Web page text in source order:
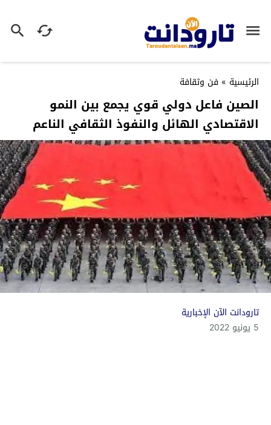
الرئيسية » فن وثقافة
الصين فاعل دولي قوي يجمع بين النمو
الاقتصادي الهائل والنفوذ الثقافي الناعم
تارودانت الآن الإخبارية
5 يونيو 2022